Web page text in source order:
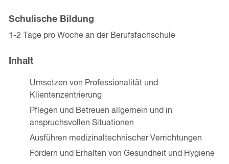
Schulische Bildung
1-2 Tage pro Woche an der Berufsfachschule
Inhalt
Umsetzen von Professionalität und
Klientenzentrierung
Pflegen und Betreuen allgemein und in
anspruchsvollen Situationen
Ausführen medizinaltechnischer Verrichtungen
Fördern und Erhalten von Gesundheit und Hygiene